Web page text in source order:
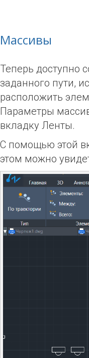
Массивы
Теперь доступно
заданного пути,
расположить
Параметры
вкладку Ленты.
С помощью этой
этом можно